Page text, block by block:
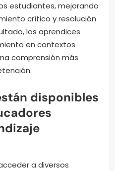
estudiantes, mejorando
crítico y resolución
los aprendices
en contextos
comprensión más
disponibles
a diversos